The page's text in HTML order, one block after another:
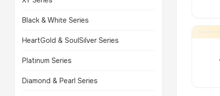
Black & White Series
HeartGold & SoulSilver Series
Platinum Series
Diamond & Pearl Series